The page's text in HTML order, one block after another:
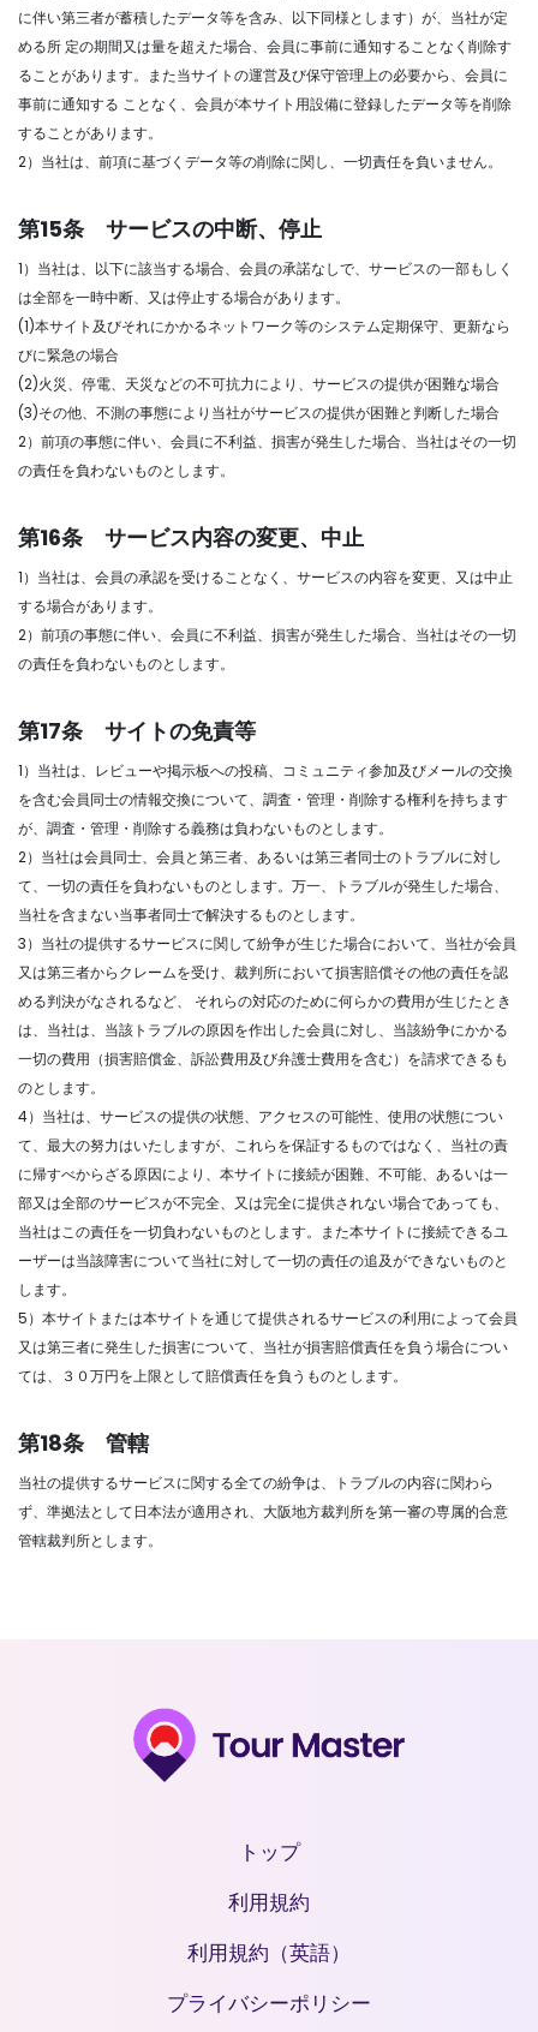
に伴い第三者が蓄積したデータ等を含み、以下同様とします）が、当社が定
める所 定の期間又は量を超えた場合、会員に事前に通知することなく削除す
ることがあります。また当サイトの運営及び保守管理上の必要から、会員に
事前に通知する ことなく、会員が本サイト用設備に登録したデータ等を削除
することがあります。
2）当社は、前項に基づくデータ等の削除に関し、一切責任を負いません。
第15条 サービスの中断、停止
1）当社は、以下に該当する場合、会員の承諾なしで、サービスの一部もしく
は全部を一時中断、又は停止する場合があります。
(1)本サイト及びそれにかかるネットワーク等のシステム定期保守、更新なら
びに緊急の場合
(2)火災、停電、天災などの不可抗力により、サービスの提供が困難な場合
(3)その他、不測の事態により当社がサービスの提供が困難と判断した場合
2）前項の事態に伴い、会員に不利益、損害が発生した場合、当社はその一切
の責任を負わないものとします。
第16条 サービス内容の変更、中止
1）当社は、会員の承認を受けることなく、サービスの内容を変更、又は中止
する場合があります。
2）前項の事態に伴い、会員に不利益、損害が発生した場合、当社はその一切
の責任を負わないものとします。
第17条 サイトの免責等
1）当社は、レビューや掲示板への投稿、コミュニティ参加及びメールの交換
を含む会員同士の情報交換について、調査・管理・削除する権利を持ちます
が、調査・管理・削除する義務は負わないものとします。
2）当社は会員同士、会員と第三者、あるいは第三者同士のトラブルに対し
て、一切の責任を負わないものとします。万一、トラブルが発生した場合、
当社を含まない当事者同士で解決するものとします。
3）当社の提供するサービスに関して紛争が生じた場合において、当社が会員
又は第三者からクレームを受け、裁判所において損害賠償その他の責任を認
める判決がなされるなど、 それらの対応のために何らかの費用が生じたとき
は、当社は、当該トラブルの原因を作出した会員に対し、当該紛争にかかる
一切の費用（損害賠償金、訴訟費用及び弁護士費用を含む）を請求できるも
のとします。
4）当社は、サービスの提供の状態、アクセスの可能性、使用の状態につい
て、最大の努力はいたしますが、これらを保証するものではなく、当社の責
に帰すべからざる原因により、本サイトに接続が困難、不可能、あるいは一
部又は全部のサービスが不完全、又は完全に提供されない場合であっても、
当社はこの責任を一切負わないものとします。また本サイトに接続できるユ
ーザーは当該障害について当社に対して一切の責任の追及ができないものと
します。
5）本サイトまたは本サイトを通じて提供されるサービスの利用によって会員
又は第三者に発生した損害について、当社が損害賠償責任を負う場合につい
ては、３０万円を上限として賠償責任を負うものとします。
第18条 管轄
当社の提供するサービスに関する全ての紛争は、トラブルの内容に関わら
ず、準拠法として日本法が適用され、大阪地方裁判所を第一審の専属的合意
管轄裁判所とします。
トップ
利用規約
利用規約（英語）
プライバシーポリシー